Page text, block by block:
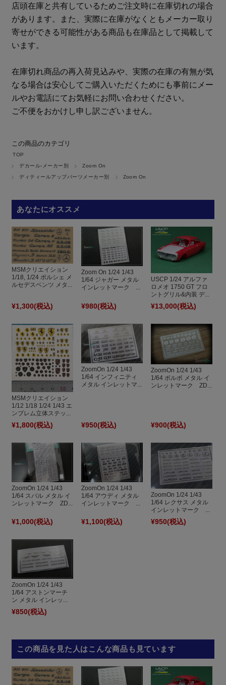
店頭在庫と共有しているためご注文時に在庫切れの場合
があります。また、実際に在庫がなくともメーカー取り
寄せができる可能性がある商品も在庫品として掲載して
います。
在庫切れ商品の再入荷見込みや、実際の在庫の有無が気
なる場合は安心してご購入いただくためにも事前にメー
ルやお電話にてお気軽にお問い合わせください。
ご不便をおかけし申し訳ございません。
この商品のカテゴリ
TOP
デカール-メーカー別
Zoom On
ディティールアップパーツメーカー別
Zoom On
あなたにオススメ
MSMクリエイション
1/18, 1/24 ポルシェ メ
ルセデスベンツ メタ...
¥1,300(税込)
Zoom On 1/24 1/43
1/64 ジャガー メタル
インレットマーク ...
¥980(税込)
USCP 1/24 アルファ
ロメオ 1750 GT フロ
ントグリル&内装 デ...
¥13,000(税込)
MSMクリエイション
1/12 1/18 1/24 1/43 エ
ンブレム立体ステッ...
¥1,800(税込)
ZoomOn 1/24 1/43
1/64 インフィニティ
メタル インレットマ...
¥950(税込)
ZoomOn 1/24 1/43
1/64 ボルボ メタル イ
ンレットマーク ZD...
¥900(税込)
ZoomOn 1/24 1/43
1/64 スバル メタル イ
ンレットマーク ZD...
¥1,000(税込)
ZoomOn 1/24 1/43
1/64 アウディ メタル
インレットマーク ...
¥1,100(税込)
ZoomOn 1/24 1/43
1/64 レクサス メタル
インレットマーク ...
¥950(税込)
ZoomOn 1/24 1/43
1/64 アストンマーチ
ン メタル インレッ...
¥850(税込)
この商品を見た人はこんな商品も見ています